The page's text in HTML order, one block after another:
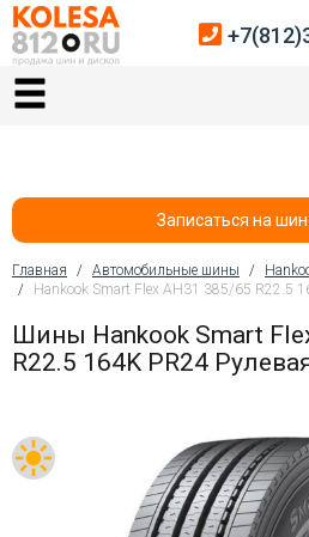
Главная
Автосервис
Услуги шиномонтажа
Покупателям
Записаться на
Вы здесь
Главная / Автомобильные шины /
/
Hankook Smart Flex AH31 385/65 R22.5
Шины Hankook Smart
R22.5 164K PR24